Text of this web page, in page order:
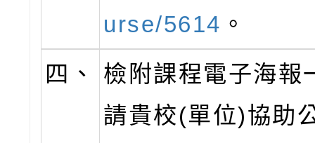
urse/5614 。
四、
檢附課程電子海報
請貴校(單位)協助